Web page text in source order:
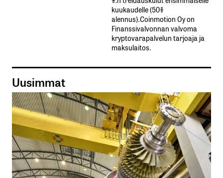
kuukaudelle​ ​(50%​ ​
alennus).Coinmotion Oy on
Finanssivalvonnan valvoma
kryptovarapalvelun tarjoaja ja
maksulaitos.
Uusimmat